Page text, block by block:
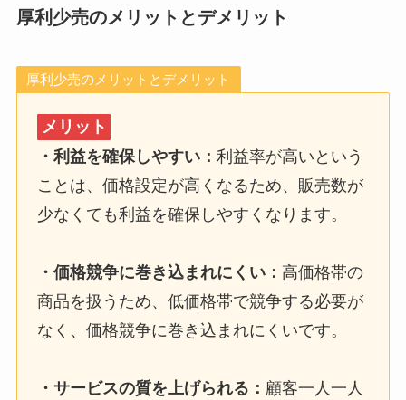
厚利少売のメリットとデメリット
厚利少売のメリットとデメリット
メリット
・利益を確保しやすい ：利益率が高いという
ことは、価格設定が高くなるため、販売数が
少なくても利益を確保しやすくなります。
・価格競争に巻き込まれにくい ： 高価格帯の
商品を扱うため、低価格帯で競争する必要が
なく、価格競争に巻き込まれにくいです。
・サービスの質を上げられる ： 顧客一人一人